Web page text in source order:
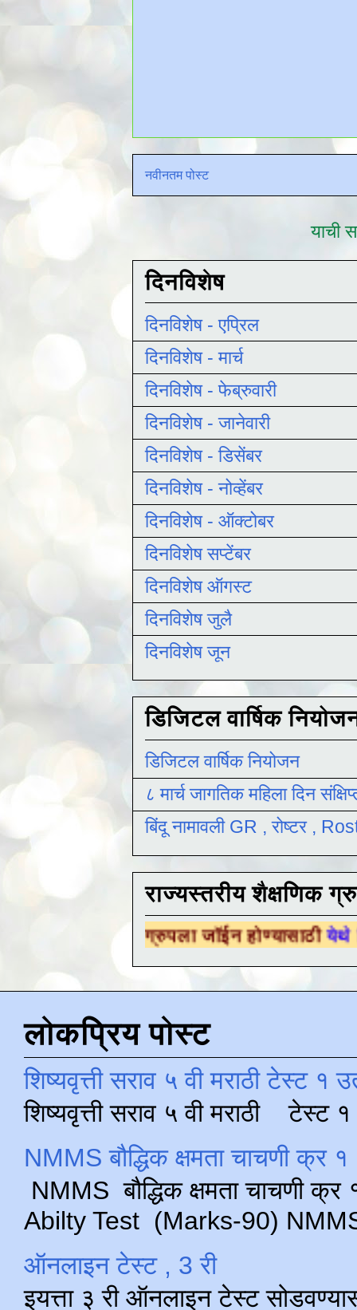
नवीनतम पोस्ट
याची
दिनविशेष
दिनविशेष - एप्रिल
दिनविशेष - मार्च
दिनविशेष - फेब्रुवारी
दिनविशेष - जानेवारी
दिनविशेष - डिसेंबर
दिनविशेष - नोव्हेंबर
दिनविशेष - ऑक्टोबर
दिनविशेष सप्टेंबर
दिनविशेष ऑगस्ट
दिनविशेष जुलै
दिनविशेष जून
डिजिटल वार्षिक
डिजिटल वार्षिक नियोजन
८ मार्च जागतिक महिला दिन
बिंदू नामावली GR , रोष्टर ,
राज्यस्तरीय शैक्षणिक
ग्रुपला जॉईन होण्यासाठीयेथे क्लिक करा .
लोकप्रिय पोस्ट
शिष्यवृत्ती सराव ५ वी मराठी टेस्ट १
शिष्यवृत्ती सराव ५ वी मराठी टेस्ट
NMMS बौद्धिक क्षमता चाचणी क्र
NMMS बौद्धिक क्षमता चाचणी
Abilty Test (Marks-90) NMMS
ऑनलाइन टेस्ट , 3 री
इयत्ता ३ री ऑनलाइन टेस्ट